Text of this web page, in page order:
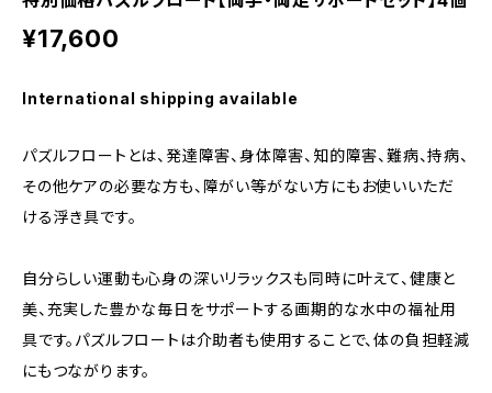
¥17,600
International shipping available
パズルフロートとは、発達障害、身体障害、知的障害、難病、持病、
その他ケアの必要な方も、障がい等がない方にもお使いいただ
ける浮き具です。
自分らしい運動も心身の深いリラックスも同時に叶えて、健康と
美、充実した豊かな毎日をサポートする画期的な水中の福祉用
具です。パズルフロートは介助者も使用することで、体の負担軽減
にもつながります。